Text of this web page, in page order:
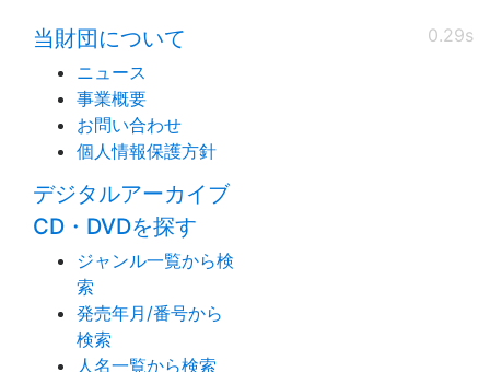
0.29s
当財団について
ニュース
事業概要
お問い合わせ
個人情報保護方針
デジタルアーカイブ
CD・DVDを探す
ジャンル一覧から検
索
発売年月/番号から
検索
人名一覧から検索